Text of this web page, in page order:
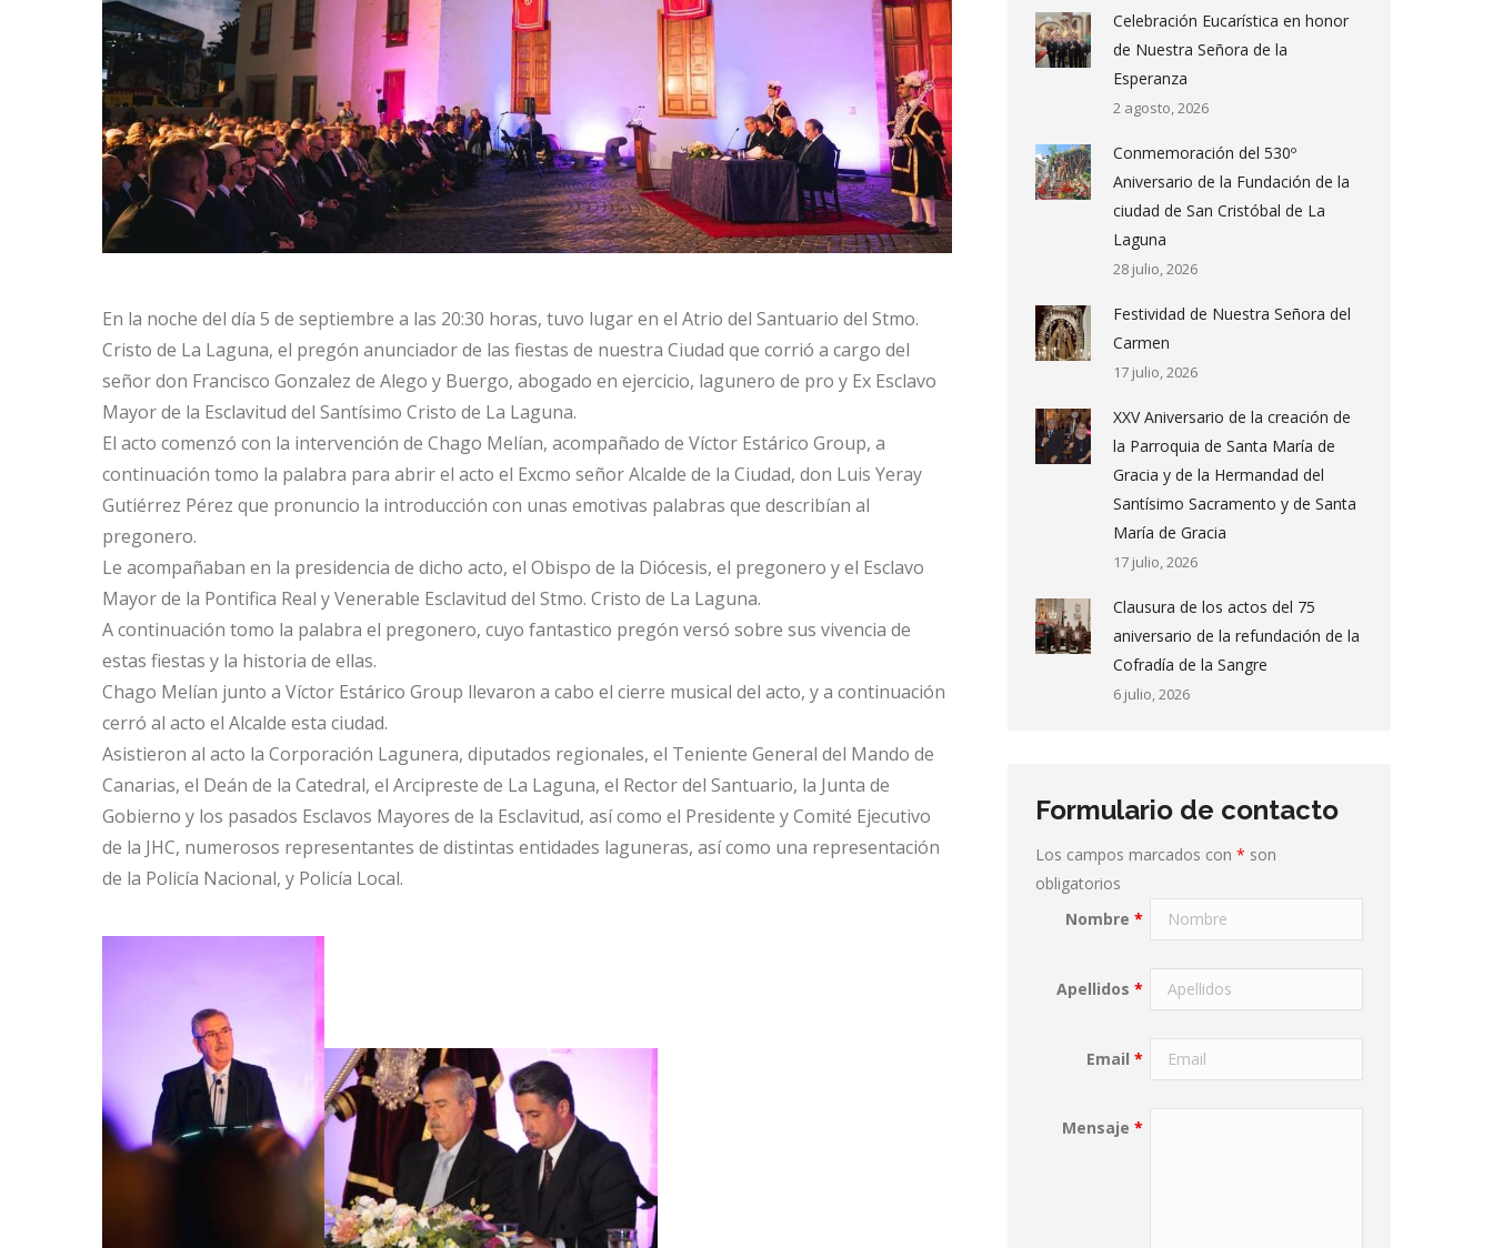
En la noche del día 5 de septiembre a las 20:30 horas, tuvo lugar en el Atrio del Santuario del Stmo.
Cristo de La Laguna, el pregón anunciador de las fiestas de nuestra Ciudad que corrió a cargo del
señor don Francisco Gonzalez de Alego y Buergo, abogado en ejercicio, lagunero de pro y Ex Esclavo
Mayor de la Esclavitud del Santísimo Cristo de La Laguna.
El acto comenzó con la intervención de Chago Melían, acompañado de Víctor Estárico Group, a
continuación tomo la palabra para abrir el acto el Excmo señor Alcalde de la Ciudad, don Luis Yeray
Gutiérrez Pérez que pronuncio la introducción con unas emotivas palabras que describían al
pregonero.
Le acompañaban en la presidencia de dicho acto, el Obispo de la Diócesis, el pregonero y el Esclavo
Mayor de la Pontifica Real y Venerable Esclavitud del Stmo. Cristo de La Laguna.
A continuación tomo la palabra el pregonero, cuyo fantastico pregón versó sobre sus vivencia de
estas fiestas y la historia de ellas.
Chago Melían junto a Víctor Estárico Group llevaron a cabo el cierre musical del acto, y a continuación
cerró al acto el Alcalde esta ciudad.
Asistieron al acto la Corporación Lagunera, diputados regionales, el Teniente General del Mando de
Canarias, el Deán de la Catedral, el Arcipreste de La Laguna, el Rector del Santuario, la Junta de
Gobierno y los pasados Esclavos Mayores de la Esclavitud, así como el Presidente y Comité Ejecutivo
de la JHC, numerosos representantes de distintas entidades laguneras, así como una representación
de la Policía Nacional, y Policía Local.
Celebración Eucarística en honor
de Nuestra Señora de la
Esperanza
2 agosto, 2026
Conmemoración del 530º
Aniversario de la Fundación de la
ciudad de San Cristóbal de La
Laguna
28 julio, 2026
Festividad de Nuestra Señora del
Carmen
17 julio, 2026
XXV Aniversario de la creación de
la Parroquia de Santa María de
Gracia y de la Hermandad del
Santísimo Sacramento y de Santa
María de Gracia
17 julio, 2026
Clausura de los actos del 75
aniversario de la refundación de la
Cofradía de la Sangre
6 julio, 2026
Formulario de contacto
Los campos marcados con * son
obligatorios
Nombre*
Apellidos*
Email*
Mensaje*